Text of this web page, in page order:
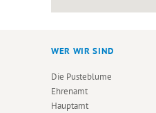
WER WIR SIND
Die Pusteblume
Ehrenamt
Hauptamt